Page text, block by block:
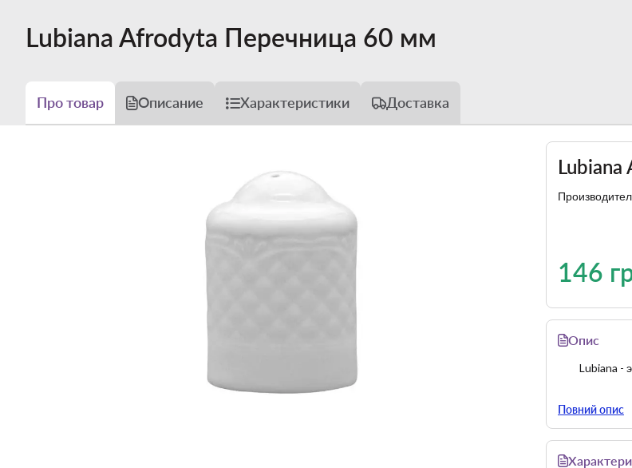
Lubiana Afrodyta Перечница 60 мм
Про товар Описание Характеристики Доставка
146
Опис
Lubiana -
Повний опис